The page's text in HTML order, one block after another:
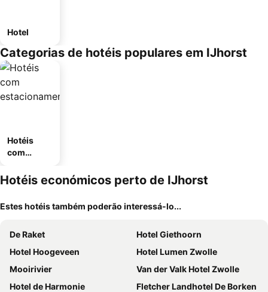
Hotel
Categorias de hotéis populares em IJhorst
Hotéis
com
mento
Hotéis económicos perto de IJhorst
Estes hotéis também poderão interessá-lo...
De Raket
Hotel Giethoorn
Hotel Hoogeveen
Hotel Lumen Zwolle
Mooirivier
Van der Valk Hotel Zwolle
Hotel de Harmonie
Fletcher Landhotel De Borken